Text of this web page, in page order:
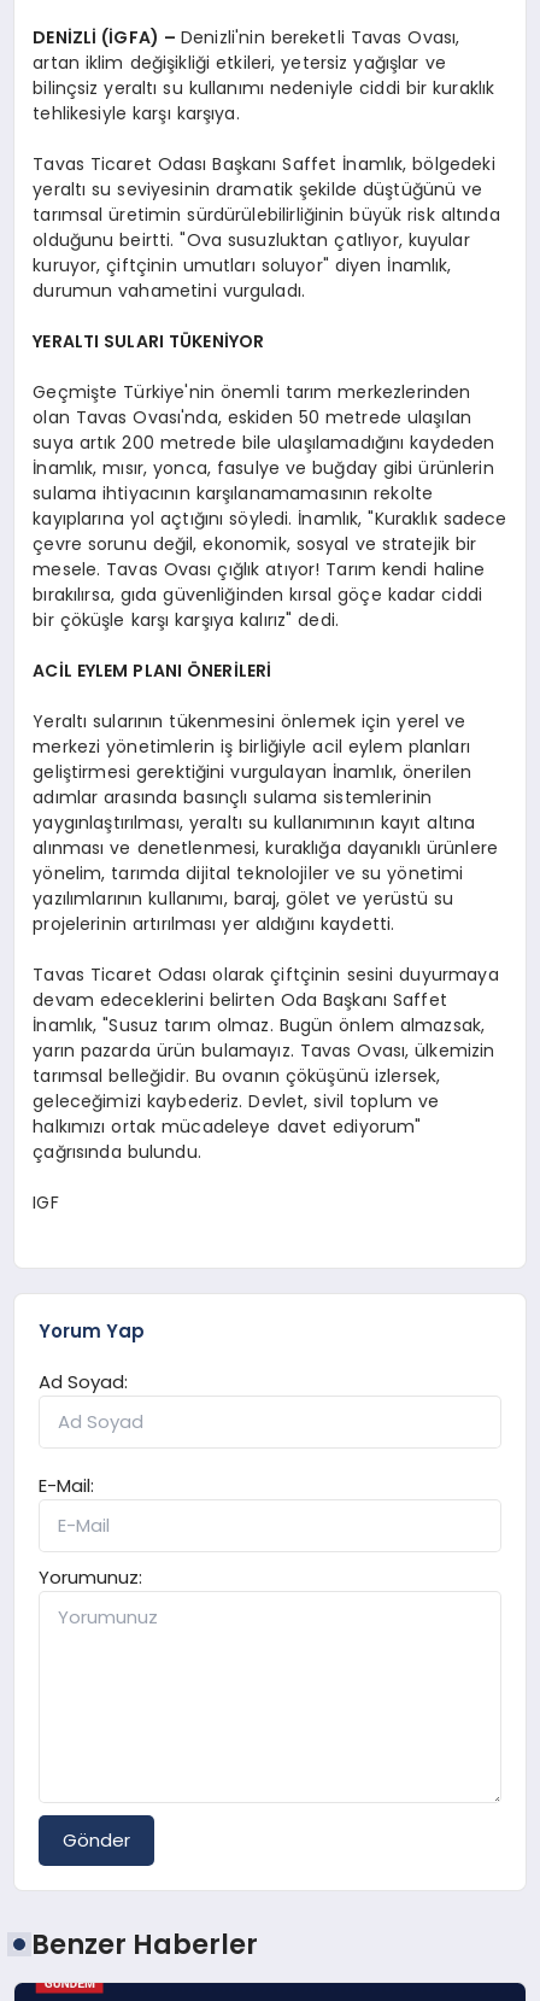
DENİZLİ (İGFA) –Denizli'nin bereketli Tavas Ovası,
artan iklim değişikliği etkileri, yetersiz yağışlar ve
bilinçsiz yeraltı su kullanımı nedeniyle ciddi bir kuraklık
tehlikesiyle karşı karşıya.
Tavas Ticaret Odası Başkanı Saffet İnamlık, bölgedeki
yeraltı su seviyesinin dramatik şekilde düştüğünü ve
tarımsal üretimin sürdürülebilirliğinin büyük risk altında
olduğunu beirtti. "Ova susuzluktan çatlıyor, kuyular
kuruyor, çiftçinin umutları soluyor" diyen İnamlık,
durumun vahametini vurguladı.
YERALTI SULARI TÜKENİYOR
Geçmişte Türkiye'nin önemli tarım merkezlerinden
olan Tavas Ovası'nda, eskiden 50 metrede ulaşılan
suya artık 200 metrede bile ulaşılamadığını kaydeden
İnamlık, mısır, yonca, fasulye ve buğday gibi ürünlerin
sulama ihtiyacının karşılanamamasının rekolte
kayıplarına yol açtığını söyledi. İnamlık, "Kuraklık sadece
çevre sorunu değil, ekonomik, sosyal ve stratejik bir
mesele. Tavas Ovası çığlık atıyor! Tarım kendi haline
bırakılırsa, gıda güvenliğinden kırsal göçe kadar ciddi
bir çöküşle karşı karşıya kalırız" dedi.
ACİL EYLEM PLANI ÖNERİLERİ
Yeraltı sularının tükenmesini önlemek için yerel ve
merkezi yönetimlerin iş birliğiyle acil eylem planları
geliştirmesi gerektiğini vurgulayan İnamlık, önerilen
adımlar arasında basınçlı sulama sistemlerinin
yaygınlaştırılması, yeraltı su kullanımının kayıt altına
alınması ve denetlenmesi, kuraklığa dayanıklı ürünlere
yönelim, tarımda dijital teknolojiler ve su yönetimi
yazılımlarının kullanımı, baraj, gölet ve yerüstü su
projelerinin artırılması yer aldığını kaydetti.
Tavas Ticaret Odası olarak çiftçinin sesini duyurmaya
devam edeceklerini belirten Oda Başkanı Saffet
İnamlık, "Susuz tarım olmaz. Bugün önlem almazsak,
yarın pazarda ürün bulamayız. Tavas Ovası, ülkemizin
tarımsal belleğidir. Bu ovanın çöküşünü izlersek,
geleceğimizi kaybederiz. Devlet, sivil toplum ve
halkımızı ortak mücadeleye davet ediyorum"
çağrısında bulundu.
IGF
Yorum Yap
Ad Soyad:
E-Mail:
Yorumunuz:
Gönder
Benzer Haberler